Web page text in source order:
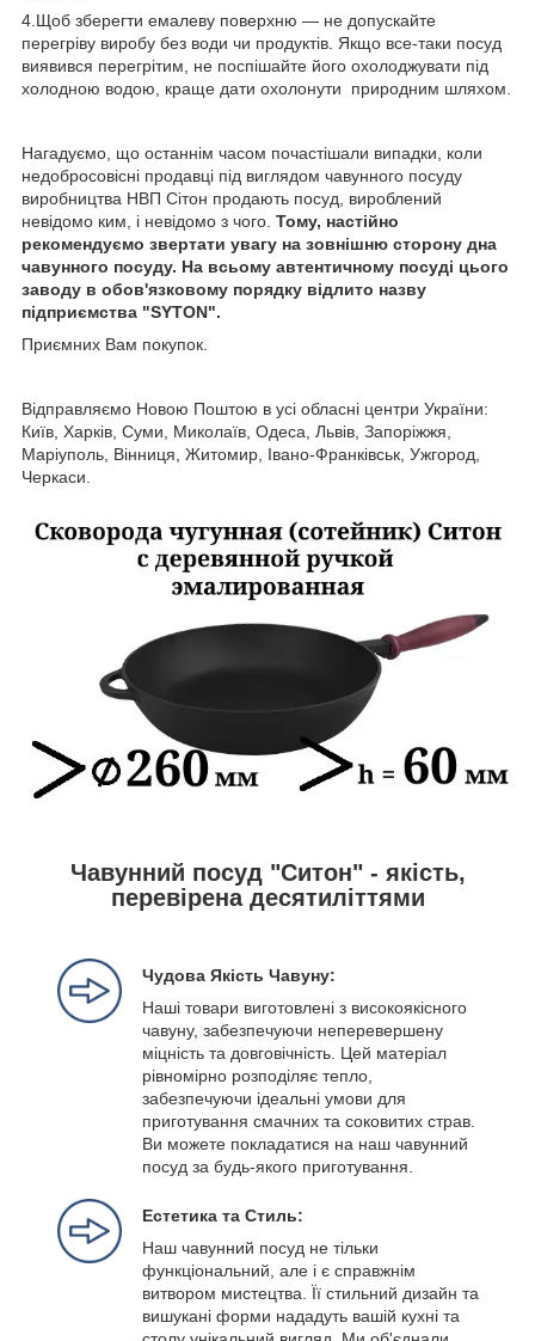
4.Щоб зберегти емалеву поверхню ― не допускайте
перегріву виробу без води чи продуктів. Якщо все-таки посуд
виявився перегрітим, не поспішайте його охолоджувати під
холодною водою, краще дати охолонути природним шляхом.
Нагадуємо, що останнім часом почастішали випадки, коли
недобросовісні продавці під виглядом чавунного посуду
виробництва НВП Сітон продають посуд, вироблений
невідомо ким, і невідомо з чого. Тому, настійно
рекомендуємо звертати увагу на зовнішню сторону дна
чавунного посуду. На всьому автентичному посуді цього
заводу в обов'язковому порядку відлито назву
підприємства "SYTON".
Приємних Вам покупок.
Відправляємо Новою Поштою в усі обласні центри України:
Київ, Харків, Суми, Миколаїв, Одеса, Львів, Запоріжжя,
Маріуполь, Вінниця, Житомир, Івано-Франківськ, Ужгород,
Черкаси.
Чавунний посуд "Ситон" - якість,
перевірена десятиліттями
Чудова Якість Чавуну:
Наші товари виготовлені з високоякісного
чавуну, забезпечуючи неперевершену
міцність та довговічність. Цей матеріал
рівномірно розподіляє тепло,
забезпечуючи ідеальні умови для
приготування смачних та соковитих страв.
Ви можете покладатися на наш чавунний
посуд за будь-якого приготування.
Естетика та Стиль:
Наш чавунний посуд не тільки
функціональний, але і є справжнім
витвором мистецтва. Її стильний дизайн та
вишукані форми нададуть вашій кухні та